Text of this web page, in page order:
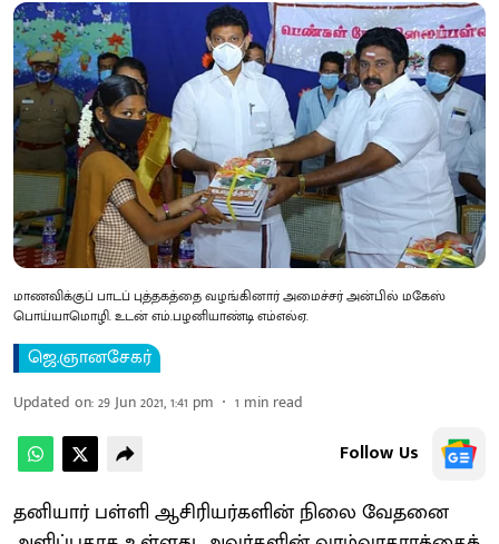
மாணவிக்குப் பாடப் புத்தகத்தை வழங்கினார் அமைச்சர் அன்பில் மகேஸ்
பொய்யாமொழி. உடன் எம்.பழனியாண்டி எம்எல்ஏ.
ஜெ.ஞானசேகர்
Updated on:29 Jun 2021, 1:41 pm 1 min read
Follow Us
தனியார் பள்ளி ஆசிரியர்களின் நிலை வேதனை